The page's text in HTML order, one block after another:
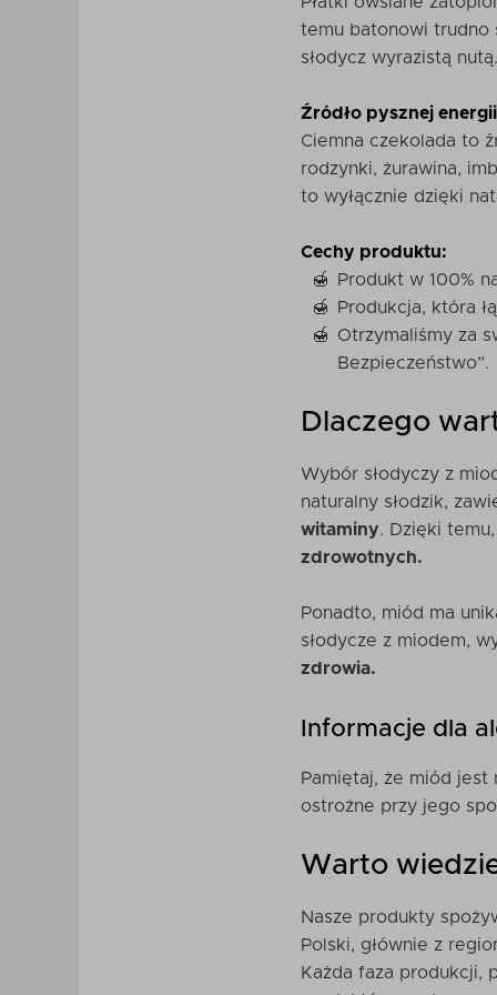
temu batonowi trudno
słodycz wyrazistą
Źródło pysznej energii
Ciemna czekolada to
rodzynki, żurawina,
to wyłącznie dzięki
Cechy produktu:
Produkt w 100%
Produkcja, która
Otrzymaliśmy za
Bezpieczeństwo”.
Dlaczego
Wybór słodyczy z
naturalny słodzik,
witaminy. Dzięki
zdrowotnych.
Ponadto, miód ma
słodycze z miodem,
zdrowia.
Informacje dla
Pamiętaj, że miód jest
ostrożne przy jego
Warto
Nasze produkty
Polski, głównie z
Każda faza produkcji,